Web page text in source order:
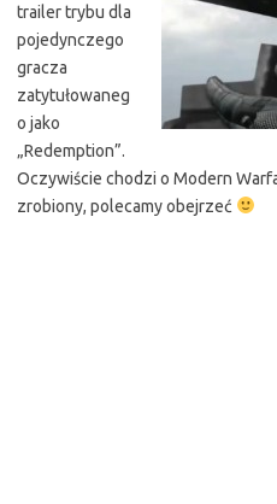
trailer trybu dla
pojedynczego
gracza
zatytułowaneg
o jako
„Redemption”.
Oczywiście chodzi o Modern
zrobiony, polecamy obejrzeć